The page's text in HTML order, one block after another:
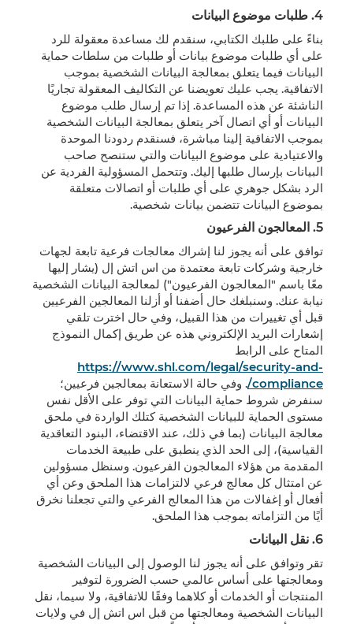
4. طلبات موضوع البيانات
بناءً على طلبك الكتابي، سنقدم لك مساعدة معقولة للرد
على أي طلبات موضوع بيانات أو طلبات من سلطات حماية
البيانات فيما يتعلق بمعالجة البيانات الشخصية بموجب
الاتفاقية. يجب عليك تعويضنا عن التكاليف المعقولة تجاريًا
الناشئة عن هذه المساعدة. إذا تم إرسال طلب موضوع
البيانات أو أي اتصال آخر يتعلق بمعالجة البيانات الشخصية
بموجب الاتفاقية إلينا مباشرة، فسنقدم ردودنا الموحدة
والاعتيادية على موضوع البيانات والتي ستنصح صاحب
البيانات بإرسال طلبها إليك. وتتحمل المسؤولية الفردية عن
الرد بشكل جوهري على أي طلبات أو اتصالات متعلقة
بموضوع البيانات تتضمن بيانات شخصية.
5. المعالجون الفرعيون
توافق على أنه يجوز لنا إشراك معالجات فرعية تابعة لجهات
خارجية وشركات تابعة معتمدة من اس اتش إل (يشار إليها
معًا باسم "المعالجون الفرعيون") لمعالجة البيانات الشخصية
نيابة عنك. وسنبلغك حال أضفنا أو أزلنا المعالجين الفرعيين
قبل أي تغييرات من هذا القبيل، وفي حال اخترت تلقي
إشعارات البريد الإلكتروني هذه عن طريق إكمال النموذج
المتاح على الرابط
https://www.shl.com/legal/security-and-
compliance/ . وفي حالة الاستعانة بمعالجين فرعيين؛
سنفرض شروط حماية البيانات التي توفر على الأقل نفس
مستوى الحماية للبيانات الشخصية كتلك الواردة في ملحق
معالجة البيانات (بما في ذلك، عند الاقتضاء، البنود التعاقدية
القياسية)، إلى الحد الذي ينطبق على طبيعة الخدمات
المقدمة من هؤلاء المعالجون الفرعيون. وسنظل مسؤولين
عن امتثال كل معالج فرعي لالتزامات هذا الملحق وعن أي
أفعال أو إغفالات من هذا المعالج الفرعي والتي تجعلنا نخرق
أيًا من التزاماته بموجب هذا الملحق.
6. نقل البيانات
تقر وتوافق على أنه يجوز لنا الوصول إلى البيانات الشخصية
ومعالجتها على أساس عالمي حسب الضرورة لتوفير
المنتجات أو الخدمات أو كلاهما وفقًا للاتفاقية، ولا سيما، نقل
البيانات الشخصية ومعالجتها من قبل اس اتش إل في ولايات